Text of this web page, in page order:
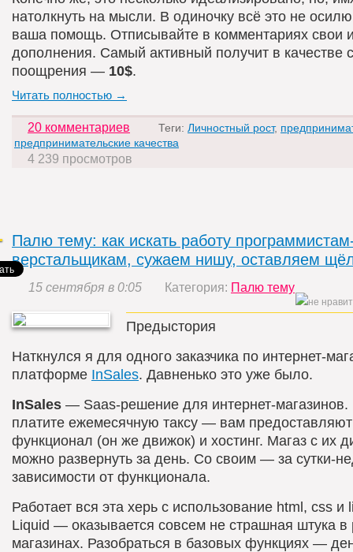
натолкнуть на мысли. В одиночку всё это не
ваша помощь. Отписывайте в комментариях свои
дополнения. Самый активный получит в качестве
поощрения — 10$.
Читать полностью →
20 комментариев Теги: Личностный рост,
предпринимательские качества
4 239 просмотров
Палю тему: как искать работу
верстальщикам, сужаем нишу, оставляем
15 сентября в 0:05 Категория: Палю тему
Предыстория
Наткнулся я для одного заказчика по интернет-
платформе InSales. Давненько это уже было.
InSales — Saas-решение для интернет-
платите ежемесячную таксу — вам предоставляют
функционал (он же движок) и хостинг. Магаз с их
можно развернуть за день. Со своим — за сутки-
зависимости от функционала.
Работает вся эта херь с использование html, css и
Liquid — оказывается совсем не страшная штука в
магазинах. Разобраться в базовых функциях —